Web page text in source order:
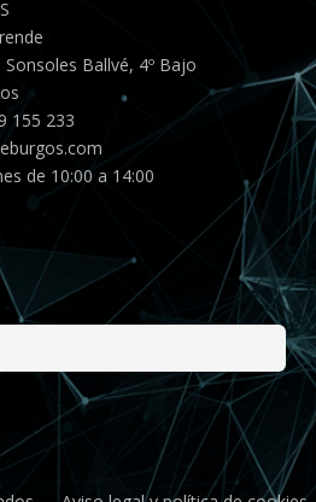
Ballvé, 4º Bajo
155 233
de 10:00 a 14:00